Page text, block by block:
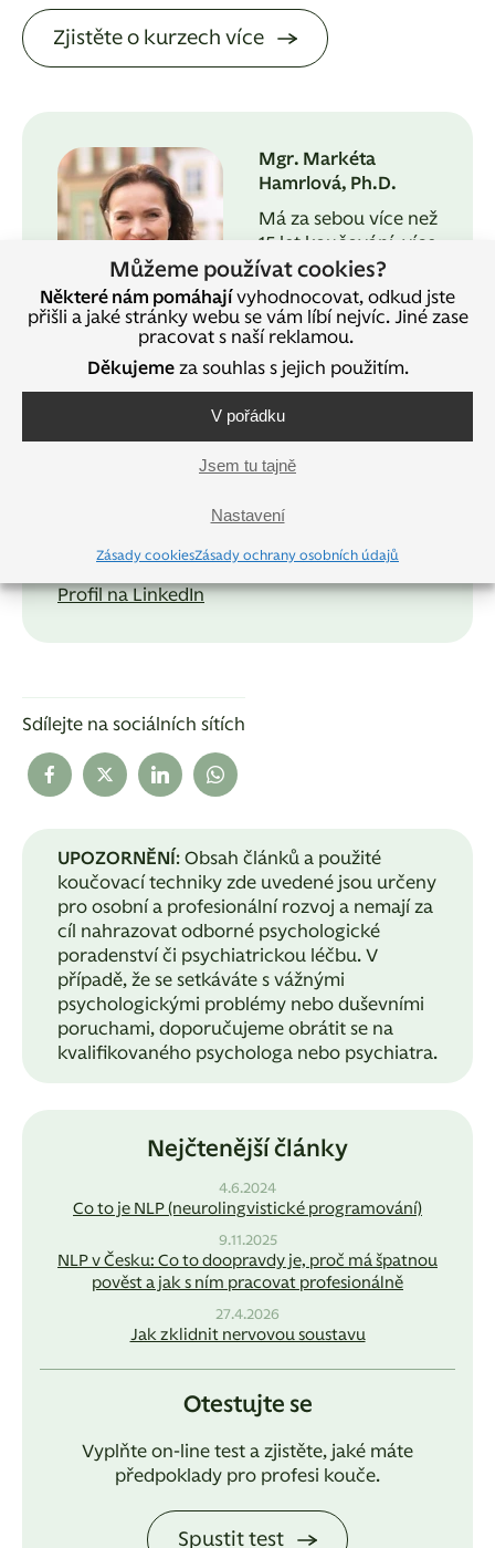
Můžeme používat cookies?
Některé nám pomáhají vyhodnocovat, odkud jste
přišli a jaké stránky webu se vám líbí nejvíc. Jiné zase
pracovat s naší reklamou.
Děkujemeza souhlas s jejich použitím.
V pořádku
Jsem tu tajně
Nastavení
Zásady cookiesZásady ochrany osobních údajů
Zjistěte o kurzech více
Mgr. Markéta
Hamrlová, Ph.D.
Má za sebou více než
15 let koučování, více
než 25 let lektorské
praxe a 10 let externí
výuky na vysoké
škole. Je
akreditovanou profesionální koučkou
(Koučink centrum Praha). Certifikace: NLP
Diploma s akreditací Active NLP school
Devon, NLP Premier Practitioner s akreditací
ITANLP, NEW CODE NLP Practitioner s
Master a NLP Master Practitioner,
American Board of Hypnotherapy.
Profil na LinkedIn
Sdílejte na sociálních sítích
UPOZORNĚNÍ : Obsah článků a použité
koučovací techniky zde uvedené jsou určeny
pro osobní a profesionální rozvoj a nemají za
cíl nahrazovat odborné psychologické
poradenství či psychiatrickou léčbu. V
případě, že se setkáváte s vážnými
psychologickými problémy nebo duševními
poruchami, doporučujeme obrátit se na
kvalifikovaného psychologa nebo psychiatra.
Nejčtenější články
4.6.2024
Co to je NLP (neurolingvistické programování)
9.11.2025
NLP v Česku: Co to doopravdy je, proč má špatnou
pověst a jak s ním pracovat profesionálně
27.4.2026
Jak zklidnit nervovou soustavu
Otestujte se
Vyplňte on-line test a zjistěte, jaké máte
předpoklady pro profesi kouče.
Spustit test